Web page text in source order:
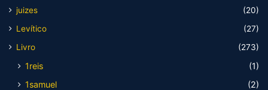
juizes
(20)
Levítico
(27)
Livro
(273)
1reis
(1)
1samuel
(2)